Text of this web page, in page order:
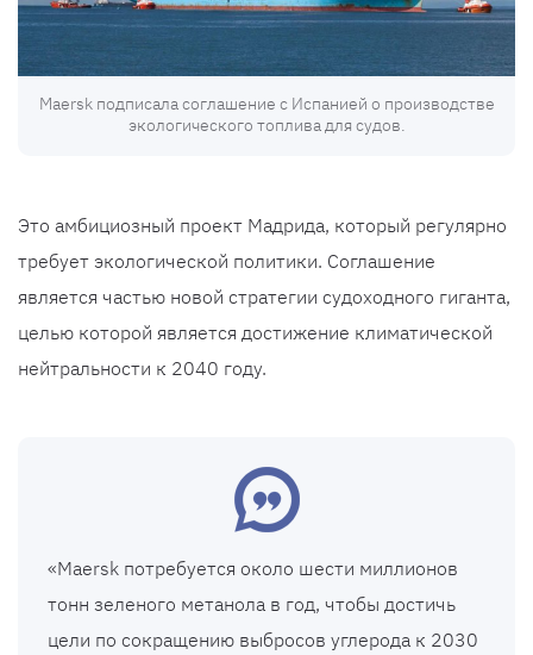
Maersk подписала соглашение с Испанией о производстве
экологического топлива для судов.
Это амбициозный проект Мадрида, который регулярно
требует экологической политики. Соглашение
является частью новой стратегии судоходного гиганта,
целью которой является достижение климатической
нейтральности к 2040 году.
«Maersk потребуется около шести миллионов
тонн зеленого метанола в год, чтобы достичь
цели по сокращению выбросов углерода к 2030